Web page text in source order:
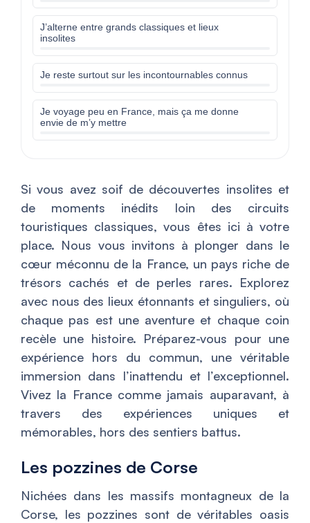
J’alterne entre grands classiques et lieux
insolites
Je reste surtout sur les incontournables connus
Je voyage peu en France, mais ça me donne
envie de m’y mettre
Si vous avez soif de découvertes insolites et
de moments inédits loin des circuits
touristiques classiques, vous êtes ici à votre
place. Nous vous invitons à plonger dans le
cœur méconnu de la France, un pays riche de
trésors cachés et de perles rares. Explorez
avec nous des lieux étonnants et singuliers, où
chaque pas est une aventure et chaque coin
recèle une histoire. Préparez-vous pour une
expérience hors du commun, une véritable
immersion dans l’inattendu et l’exceptionnel.
Vivez la France comme jamais auparavant, à
travers des expériences uniques et
mémorables, hors des sentiers battus.
Les pozzines de Corse
Nichées dans les massifs montagneux de la
Corse, les pozzines sont de véritables oasis